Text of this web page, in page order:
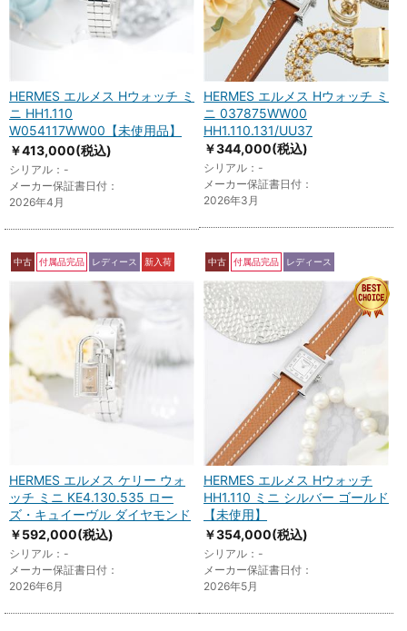
HERMES エルメス Hウォッチ ミ
ニ HH1.110
W054117WW00【未使用品】
￥413,000(税込)
シリアル：-
メーカー保証書日付：
2026年4月
HERMES エルメス Hウォッチ ミ
ニ 037875WW00
HH1.110.131/UU37
￥344,000(税込)
シリアル：-
メーカー保証書日付：
2026年3月
中古 付属品完品 レディース 新入荷
HERMES エルメス ケリー ウォ
ッチ ミニ KE4.130.535 ロー
ズ・キュイーヴル ダイヤモンド
￥592,000(税込)
シリアル：-
メーカー保証書日付：
2026年6月
中古 付属品完品 レディース
HERMES エルメス Hウォッチ
HH1.110 ミニ シルバー ゴールド
【未使用】
￥354,000(税込)
シリアル：-
メーカー保証書日付：
2026年5月